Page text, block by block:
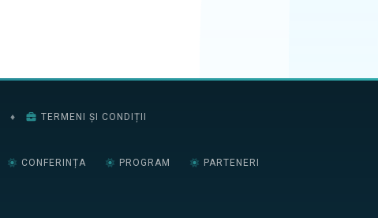
♦ TERMENI ȘI CONDIȚII
CONFERINȚA PROGRAM PARTENERI